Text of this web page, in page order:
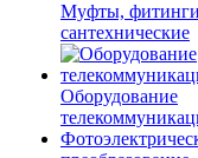
Муфты, фитинги
сантехнические
Оборудование